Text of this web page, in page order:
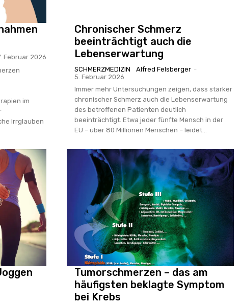
Februar 2026
im
Irrglauben
Chronischer Schmerz
beeinträchtigt auch die
Lebenserwartung
SCHMERZMEDIZIN Alfred Felsberger -
5. Februar 2026
Immer mehr Untersuchungen zeigen, dass starker
chronischer Schmerz auch die Lebenserwartung
des betroffenen Patienten deutlich
beeinträchtigt. Etwa jeder fünfte Mensch in der
EU – über 80 Millionen Menschen – leidet...
Tumorschmerzen – das am
häufigsten beklagte Symptom
bei Krebs